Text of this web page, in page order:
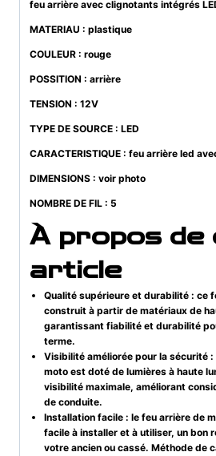
feu arrière avec clignotants intégrés
MATERIAU : plastique
COULEUR : rouge
POSSITION : arrière
TENSION : 12V
TYPE DE SOURCE : LED
CARACTERISTIQUE : feu arrière led
DIMENSIONS : voir photo
NOMBRE DE FIL : 5
À propos de
article
Qualité supérieure et durabilité : ce
construit à partir de matériaux de
garantissant fiabilité et durabilité
terme.
Visibilité améliorée pour la sécurité :
moto est doté de lumières à haute
visibilité maximale, améliorant
de conduite.
Installation facile : le feu arrière de
facile à installer et à utiliser, un bon
votre ancien ou cassé. Méthode de